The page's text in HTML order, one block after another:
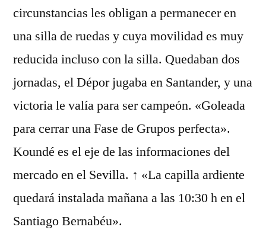
circunstancias les obligan a permanecer en
una silla de ruedas y cuya movilidad es muy
reducida incluso con la silla. Quedaban dos
jornadas, el Dépor jugaba en Santander, y una
victoria le valía para ser campeón. «Goleada
para cerrar una Fase de Grupos perfecta».
Koundé es el eje de las informaciones del
mercado en el Sevilla. ↑ «La capilla ardiente
quedará instalada mañana a las 10:30 h en el
Santiago Bernabéu».